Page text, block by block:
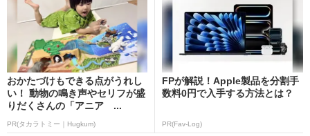
おかたづけもできる点がうれし
い！ 動物の鳴き声やセリフが盛
りだくさんの「アニア ...
PR(タカラトミー｜Hugkum)
FPが解説！Apple製品を分割手
数料0円で入手する方法とは？
PR(Fav-Log)